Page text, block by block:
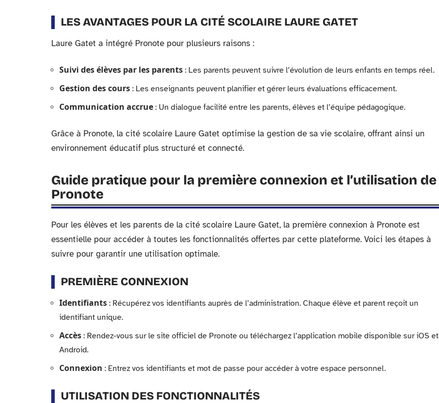
LES AVANTAGES POUR LA CITÉ SCOLAIRE LAURE GATET
Laure Gatet a intégré Pronote pour plusieurs raisons :
Suivi des élèves par les parents : Les parents peuvent suivre l’évolution de leurs enfants en temps réel.
Gestion des cours : Les enseignants peuvent planifier et gérer leurs évaluations efficacement.
Communication accrue : Un dialogue facilité entre les parents, élèves et l’équipe pédagogique.
Grâce à Pronote, la cité scolaire Laure Gatet optimise la gestion de sa vie scolaire, offrant ainsi un
environnement éducatif plus structuré et connecté.
Guide pratique pour la première connexion et l’utilisation de
Pronote
Pour les élèves et les parents de la cité scolaire Laure Gatet, la première connexion à Pronote est
essentielle pour accéder à toutes les fonctionnalités offertes par cette plateforme. Voici les étapes à
suivre pour garantir une utilisation optimale.
PREMIÈRE CONNEXION
Identifiants : Récupérez vos identifiants auprès de l’administration. Chaque élève et parent reçoit un
identifiant unique.
Accès : Rendez-vous sur le site officiel de Pronote ou téléchargez l’application mobile disponible sur iOS et
Android.
Connexion : Entrez vos identifiants et mot de passe pour accéder à votre espace personnel.
UTILISATION DES FONCTIONNALITÉS